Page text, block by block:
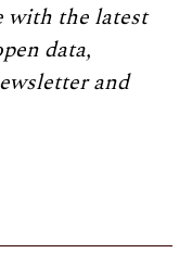
with the latest
data,
and